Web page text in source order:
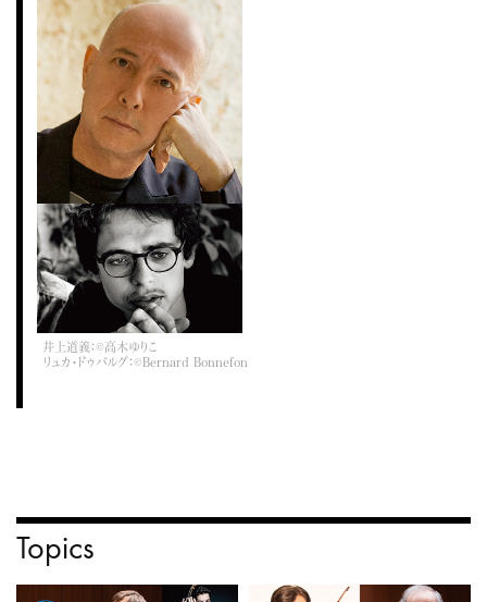
井上道義：©高木ゆりこ
リュカ・ドゥバルグ：©Bernard Bonnefon
Topics